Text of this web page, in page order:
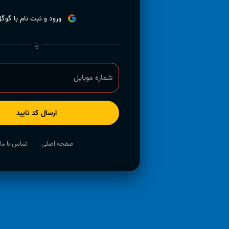
ورود و ثبت نام با
یا
شماره موبایل
ارسال کد تایید
صفحه اصلی · تماس با ما